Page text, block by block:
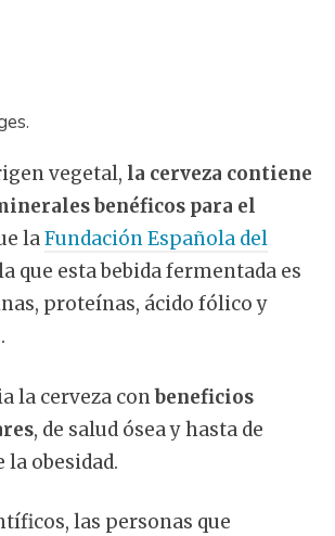
vegetal, la cerveza contiene
benéficos para el
laFundación Española del
que esta bebida fermentada es
proteínas, ácido fólico y
la cerveza conbeneficios
, de salud ósea y hasta de
la obesidad.
las personas que